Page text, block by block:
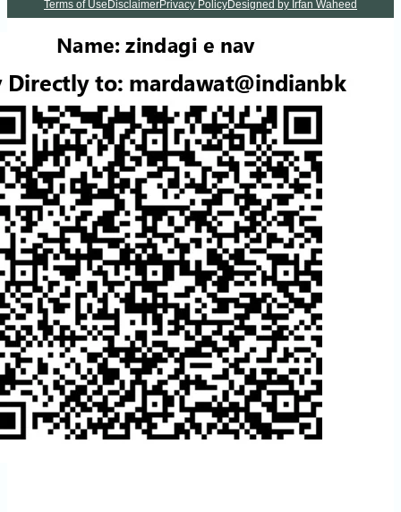
Designed by
Privacy Policy
Disclaimer
Terms of Use